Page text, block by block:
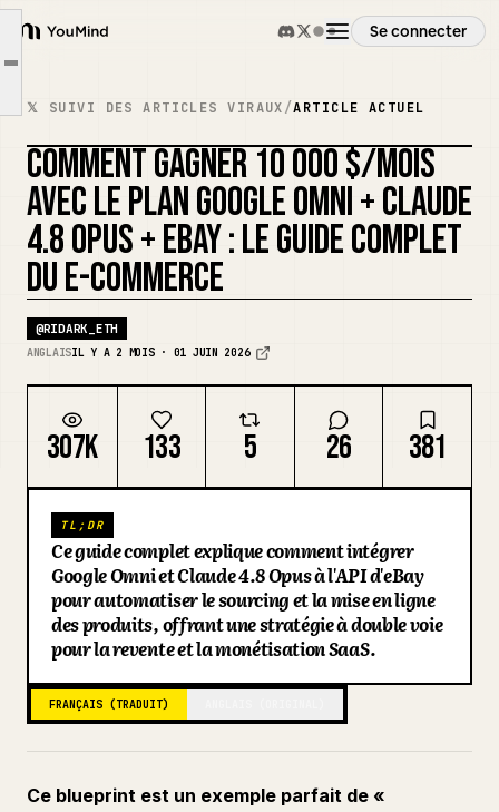
YouMind
Se connecter
Aperçu
Cas d'usage
Compétences
Invites
Tarifs
Télécharger
Blog
Mises à jour
Partie 1. Configuration de chaque composant
Partie 3. Prompt système pour Claude 4.8 Opus (Anti-hallucination + Rédaction SEO)
Partie 4. Stratégie de monétisation : Atteindre 10 000 $/mois (deux canaux à haut rendement)
𝕏 SUIVI DES ARTICLES VIRAUX/ARTICLE ACTUEL
REMIXER LA COUVERTURE
COMMENT GAGNER 10 000 $/MOIS
AVEC LE PLAN GOOGLE OMNI + CLAUDE
4.8 OPUS + EBAY : LE GUIDE COMPLET
DU E-COMMERCE
@RIDARK_ETH
ANGLAISIL Y A 2 MOIS · 01 JUIN 2026
307K 133 5 26 381
TL;DR
Ce guide complet explique comment intégrer
Google Omni et Claude 4.8 Opus à l'API d'eBay
pour automatiser le sourcing et la mise en ligne
des produits, offrant une stratégie à double voie
pour la revente et la monétisation SaaS.
FRANÇAIS (TRADUIT)
Ce blueprint est un exemple parfait de «